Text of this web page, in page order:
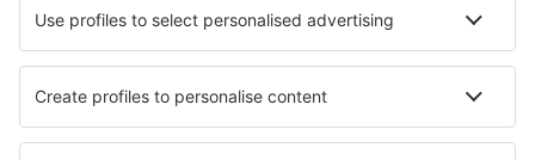
Unterkunft in Grottammare
Unterkunft in Aschach an der Donau Unterkunft in Trelly